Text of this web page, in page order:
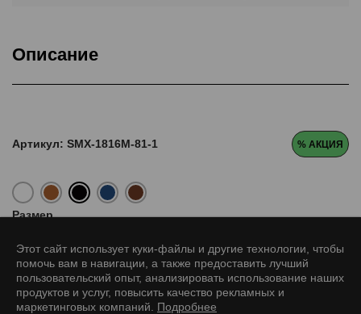
Описание
Артикул: SMX-1816M-81-1
Размер
18/16 M
Этот сайт использует куки-файлы и другие технологии, чтобы
помочь вам в навигации, а также предоставить лучший
пользовательский опыт, анализировать использование наших
продуктов и услуг, повысить качество рекламных и
маркетинговых компаний. Подробнее